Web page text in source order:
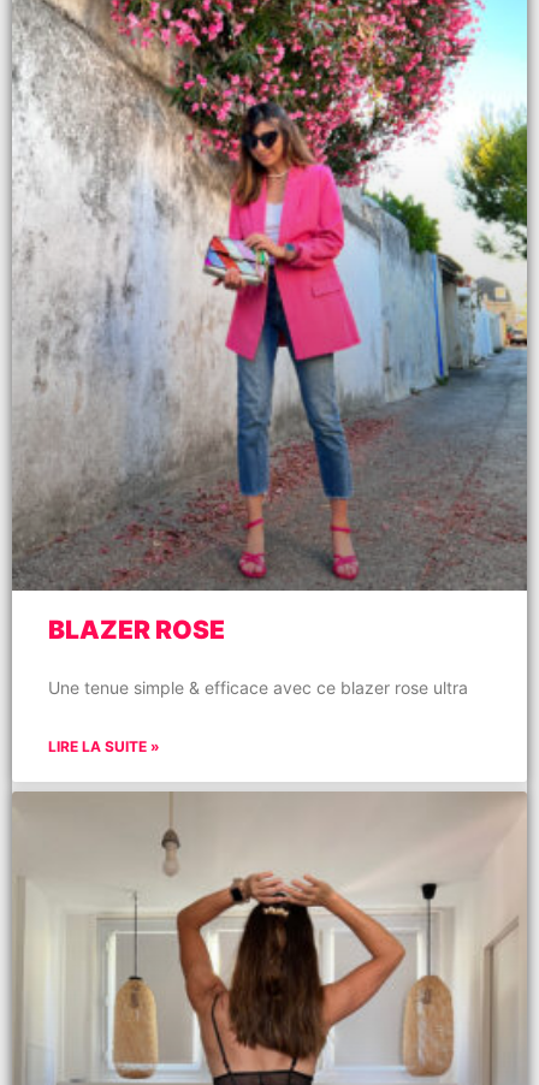
BLAZER ROSE
Une tenue simple & efficace avec ce blazer rose ultra
LIRE LA SUITE »